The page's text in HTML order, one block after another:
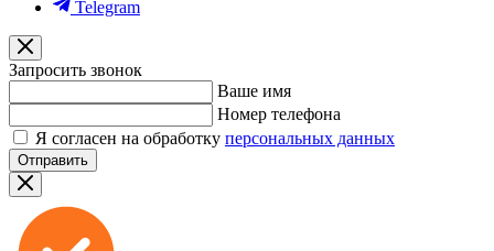
Telegram
Запросить звонок
Ваше имя
Номер телефона
Я согласен на обработку персональных данных
Отправить